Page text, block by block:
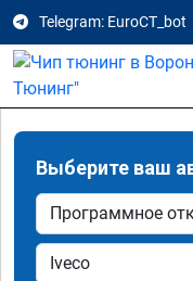
Telegram: EuroCT_bot
Выберите ваш